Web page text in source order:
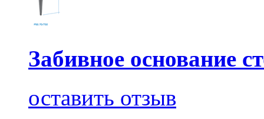
Забивное основание
оставить отзыв